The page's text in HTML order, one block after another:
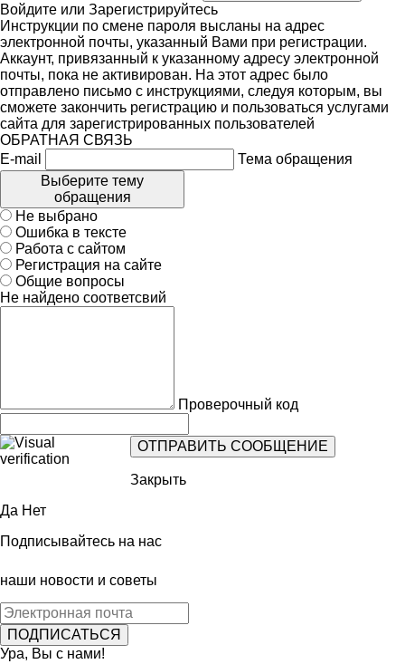
Войдите или Зарегистрируйтесь
Инструкции по смене пароля высланы на адрес
электронной почты, указанный Вами при регистрации.
Аккаунт, привязанный к указанному адресу электронной
почты, пока не активирован. На этот адрес было
отправлено письмо с инструкциями, следуя которым, вы
сможете закончить регистрацию и пользоваться услугами
сайта для зарегистрированных пользователей
ОБРАТНАЯ СВЯЗЬ
E-mail
Тема обращения
Выберите тему
обращения
Не выбрано
Ошибка в тексте
Работа с сайтом
Регистрация на сайте
Общие вопросы
Не найдено соответсвий
Проверочный код
Закрыть
Да Нет
Подписывайтесь на нас
наши новости и советы
Ура, Вы с нами!